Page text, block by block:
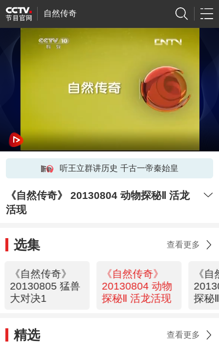
自然传奇
听王立群讲历史 千古一帝秦始皇
《自然传奇》 20130804 动物探秘Ⅱ 活龙
活现
选集 查看更多
《自然传奇》
20130805 猛兽
大对决1
《自然传奇》
20130804 动物
探秘Ⅱ 活龙活现
《
探秘
精选 查看更多